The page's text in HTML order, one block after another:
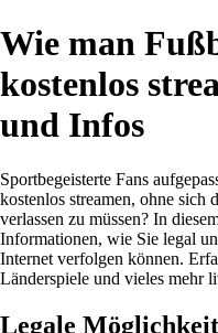
Wie man
kostenlos
und Infos
Sportbegeisterte Fans
kostenlos streamen, ohne sich
verlassen zu müssen? In
Informationen, wie Sie legal
Internet verfolgen können.
Länderspiele und vieles mehr
Legale